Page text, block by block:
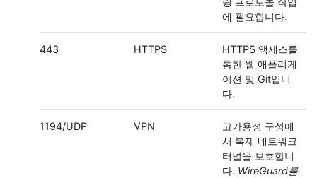
에 필요합니다.
443 HTTPS
HTTPS 액세스를
통한 웹 애플리케
이션 및 Git입니
다.
1194/UDP VPN
고가용성 구성에
서 복제 네트워크
터널을 보호합니
다. WireGuard를